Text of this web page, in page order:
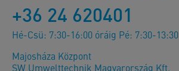
+36 24 620401
Hé-Csü: 7:30-16:00 óráig Pé: 7:30-
Majosháza Központ
SW Umwelttechnik Magyarország Kft.